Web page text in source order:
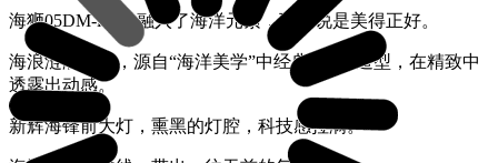
海狮05DM-i设计融入了海洋元素，可以说是美得正好。
海浪涟漪前脸，源自“海洋美学”中经典的“X”造型，在精致中
透露出动感。
新辉海锋前大灯，熏黑的灯腔，科技感拉满。